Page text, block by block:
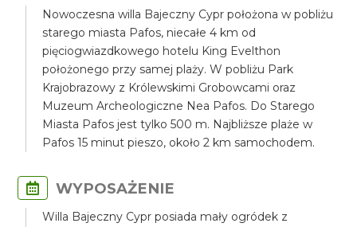
Nowoczesna willa Bajeczny Cypr położona w pobliżu
starego miasta Pafos, niecałe 4 km od
pięciogwiazdkowego hotelu King Evelthon
położonego przy samej plaży. W pobliżu Park
Krajobrazowy z Królewskimi Grobowcami oraz
Muzeum Archeologiczne Nea Pafos. Do Starego
Miasta Pafos jest tylko 500 m. Najbliższe plaże w
Pafos 15 minut pieszo, około 2 km samochodem.
WYPOSAŻENIE
Willa Bajeczny Cypr posiada mały ogródek z